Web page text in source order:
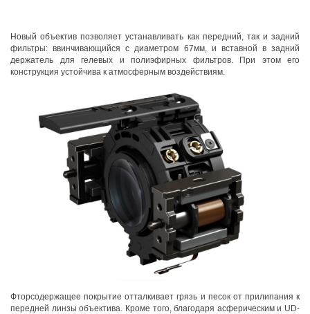
Новый объектив позволяет устанавливать как передний, так и задний
фильтры: ввинчивающийся с диаметром 67мм, и вставной в задний
держатель для гелевых и полиэфирных фильтров. При этом его
конструкция устойчива к атмосферным воздействиям.
Фторсодержащее покрытие отталкивает грязь и песок от прилипания к
передней линзы объектива. Кроме того, благодаря асферическим и UD-